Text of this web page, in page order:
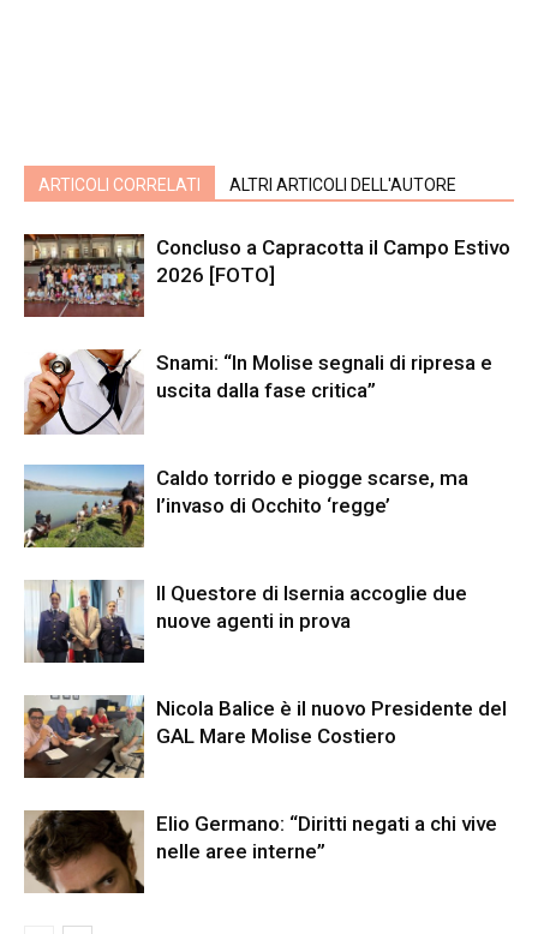
ARTICOLI CORRELATI ALTRI ARTICOLI DELL'AUTORE
Concluso a Capracotta il Campo Estivo
2026 [FOTO]
Snami: “In Molise segnali di ripresa e
uscita dalla fase critica”
Caldo torrido e piogge scarse, ma
l’invaso di Occhito ‘regge’
Il Questore di Isernia accoglie due
nuove agenti in prova
Nicola Balice è il nuovo Presidente del
GAL Mare Molise Costiero
Elio Germano: “Diritti negati a chi vive
nelle aree interne”